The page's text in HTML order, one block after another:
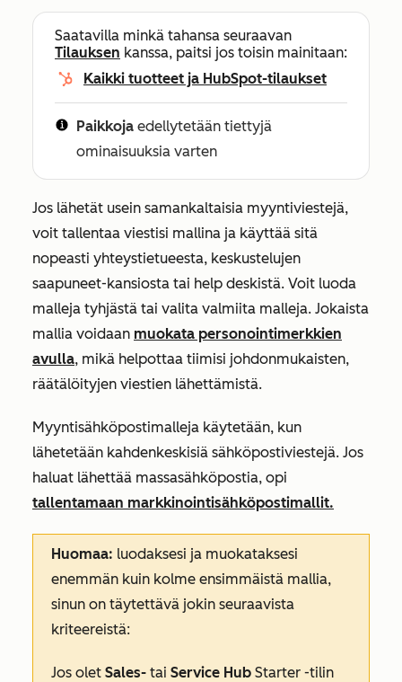
Saatavilla minkä tahansa seuraavan
Tilauksen kanssa, paitsi jos toisin mainitaan:
Kaikki tuotteet ja HubSpot-tilaukset
Paikkoja edellytetään tiettyjä
ominaisuuksia varten
Jos lähetät usein samankaltaisia myyntiviestejä,
voit tallentaa viestisi mallina ja käyttää sitä
nopeasti yhteystietueesta, keskustelujen
saapuneet-kansiosta tai help deskistä. Voit luoda
malleja tyhjästä tai valita valmiita malleja. Jokaista
mallia voidaan muokata personointimerkkien
avulla, mikä helpottaa tiimisi johdonmukaisten,
räätälöityjen viestien lähettämistä.
Myyntisähköpostimalleja käytetään, kun
lähetetään kahdenkeskisiä sähköpostiviestejä. Jos
haluat lähettää massasähköpostia, opi
tallentamaan markkinointisähköpostimallit.
Huomaa: luodaksesi ja muokataksesi
enemmän kuin kolme ensimmäistä mallia,
sinun on täytettävä jokin seuraavista
kriteereistä:
Jos olet Sales- tai Service Hub Starter -tilin